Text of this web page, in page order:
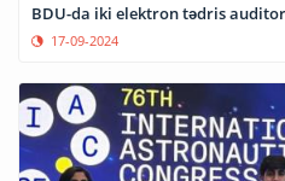
BDU-da iki elektron tədris
17-09-2024